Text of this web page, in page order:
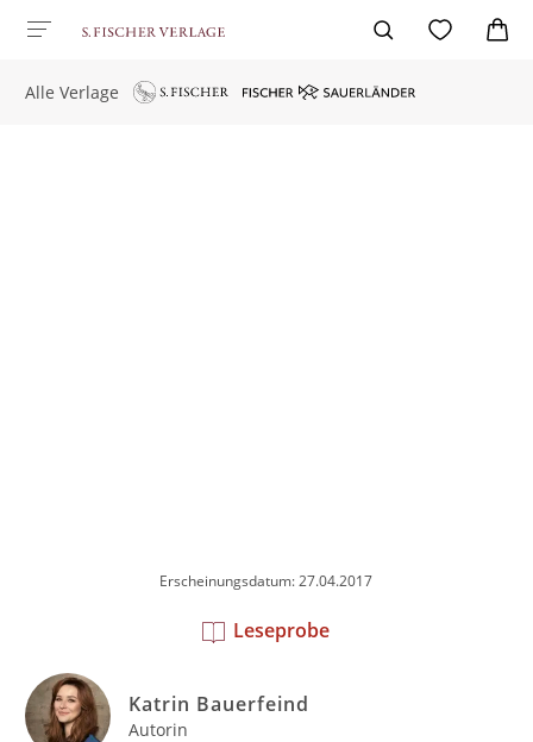
Alle Verlage
Erscheinungsdatum: 27.04.2017
Leseprobe
Katrin Bauerfeind
Autorin